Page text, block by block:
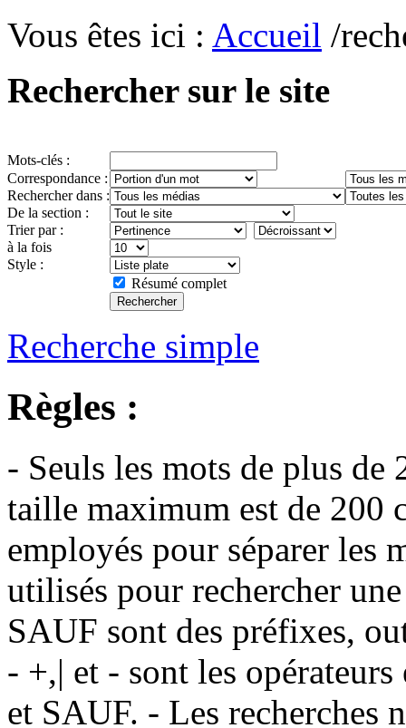
Vous êtes ici : Accueil /
Rechercher sur le site
Mots-clés :
Correspondance :
Rechercher dans :
De la section :
Trier par :
à la fois
Style :
Résumé complet
Recherche simple
Règles :
- Seuls les mots de plus de
taille maximum est de 200
employés pour séparer les
utilisés pour rechercher
SAUF sont des préfixes,
- +,| et - sont les
et SAUF. - Les recherches